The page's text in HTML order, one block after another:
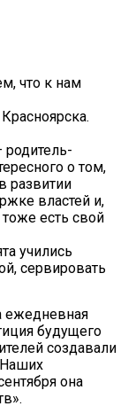
что к нам
о том,
развитии
властей и,
есть свой
учились
сервировать
ежедневная
будущего
создавали
Наших
она